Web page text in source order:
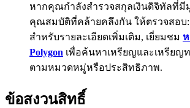
USDT Flexible Staking | Daily Rewards
BTC New User Exclusive: 6.5% APR
หากคุณกำลังสำรวจสกุลเงินดิจิทัลที่มี
คุณสมบัติที่คล้ายคลึงกัน ให้ตรวจสอบ:
สำหรับรายละเอียดเพิ่มเติม, เยี่ยมชม
Polygon เพื่อค้นหาเหรียญและเหรียญท
ตามหมวดหมู่หรือประสิทธิภาพ.
ข้อสงวนสิทธิ์